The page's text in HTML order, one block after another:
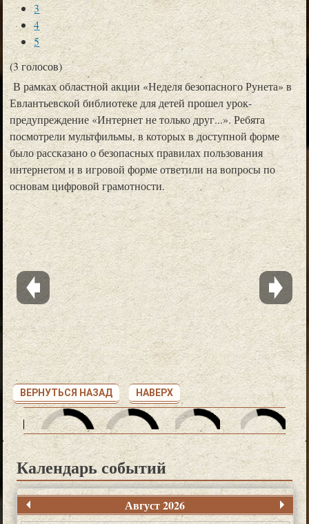
Покупка билетов
в театры, музеи, филармонии, кинотеатры и др. на средства из федерального бюджета.
3
4
5
(3 голосов)
В рамках областной акции «Неделя безопасного Рунета» в
Евлантьевской библиотеке для детей прошел урок-
предупреждение «Интернет не только друг...». Ребята
посмотрели мультфильмы, в которых в доступной форме
было рассказано о безопасных правилах пользования
интернетом и в игровой форме ответили на вопросы по
основам цифровой грамотности.
ВЕРНУТЬСЯ НАЗАД НАВЕРХ
Календарь событий
Август 2026